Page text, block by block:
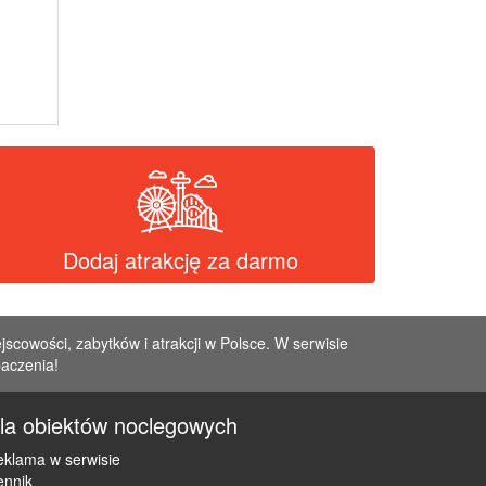
Dodaj atrakcję za darmo
zabytków i atrakcji w Polsce. W serwisie
obiektów noclegowych
w serwisie